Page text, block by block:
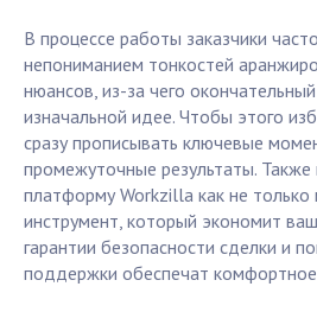
В процессе работы заказчики
непониманием тонкостей
нюансов, из-за чего
изначальной идее. Чтобы этого
сразу прописывать ключевые
промежуточные результаты.
платформу Workzilla как не только
инструмент, который экономит
гарантии безопасности сделки и
поддержки обеспечат